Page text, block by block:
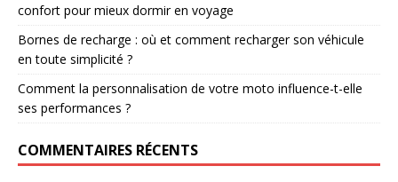
confort pour mieux dormir en voyage
Bornes de recharge : où et comment recharger son véhicule
en toute simplicité ?
Comment la personnalisation de votre moto influence-t-elle
ses performances ?
COMMENTAIRES RÉCENTS